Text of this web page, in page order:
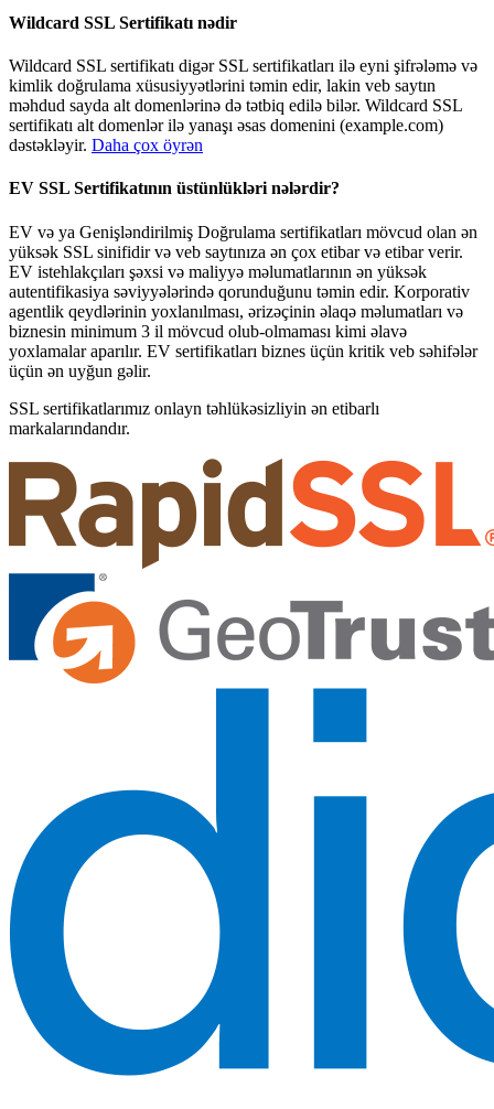
Wildcard SSL Sertifikatı nədir
Wildcard SSL sertifikatı digər SSL sertifikatları ilə eyni şifrələmə və
kimlik doğrulama xüsusiyyətlərini təmin edir, lakin veb saytın
məhdud sayda alt domenlərinə də tətbiq edilə bilər. Wildcard SSL
sertifikatı alt domenlər ilə yanaşı əsas domenini (example.com)
dəstəkləyir. Daha çox öyrən
EV SSL Sertifikatının üstünlükləri nələrdir?
EV və ya Genişləndirilmiş Doğrulama sertifikatları mövcud olan ən
yüksək SSL sinifidir və veb saytınıza ən çox etibar və etibar verir.
EV istehlakçıları şəxsi və maliyyə məlumatlarının ən yüksək
autentifikasiya səviyyələrində qorunduğunu təmin edir. Korporativ
agentlik qeydlərinin yoxlanılması, ərizəçinin əlaqə məlumatları və
biznesin minimum 3 il mövcud olub-olmaması kimi əlavə
yoxlamalar aparılır. EV sertifikatları biznes üçün kritik veb səhifələr
üçün ən uyğun gəlir.
SSL sertifikatlarımız onlayn təhlükəsizliyin ən etibarlı
markalarındandır.